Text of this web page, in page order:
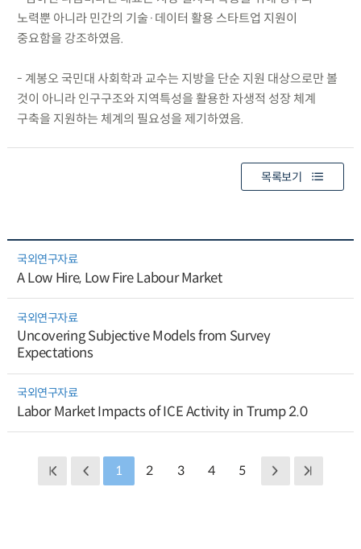
노력뿐 아니라 민간의 기술·데이터 활용 스타트업 지원이
중요함을 강조하였음.
- 계봉오 국민대 사회학과 교수는 지방을 단순 지원 대상으로만 볼
것이 아니라 인구구조와 지역특성을 활용한 자생적 성장 체계
구축을 지원하는 체계의 필요성을 제기하였음.
목록보기
국외연구자료
A Low Hire, Low Fire Labour Market
국외연구자료
Uncovering Subjective Models from Survey
Expectations
국외연구자료
Labor Market Impacts of ICE Activity in Trump 2.0
1 2 3 4 5